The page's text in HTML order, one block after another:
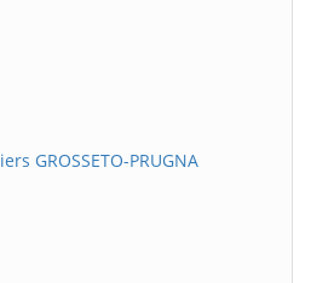
GROSSETO-PRUGNA